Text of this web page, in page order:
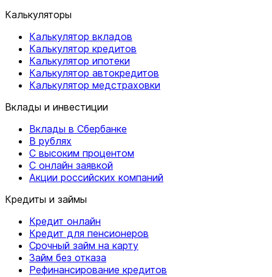
Калькуляторы
Калькулятор вкладов
Калькулятор кредитов
Калькулятор ипотеки
Калькулятор автокредитов
Калькулятор медстраховки
Вклады и инвестиции
Вклады в Сбербанке
В рублях
С высоким процентом
С онлайн заявкой
Акции российских компаний
Кредиты и займы
Кредит онлайн
Кредит для пенсионеров
Срочный займ на карту
Займ без отказа
Рефинансирование кредитов